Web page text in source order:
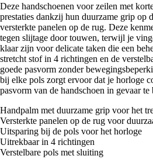
Deze handschoenen voor zeilen met
prestaties dankzij hun duurzame grip op
versterkte panelen op de rug. Deze
tegen slijtage door touwen, terwijl je
klaar zijn voor delicate taken die een
stretcht stof in 4 richtingen en de
goede pasvorm zonder
bij elke pols zorgt ervoor dat je horloge
pasvorm van de handschoen in gevaar te
Handpalm met duurzame grip voor het
Versterkte panelen op de rug voor
Uitsparing bij de pols voor het horloge
Uitrekbaar in 4 richtingen
Verstelbare pols met sluiting